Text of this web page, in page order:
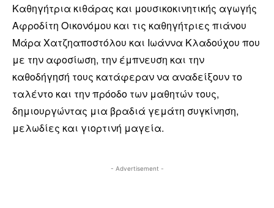
Καθηγήτρια κιθάρας και μουσικοκινητικής αγωγής
Αφροδίτη Οικονόμου και τις καθηγήτριες πιάνου
Μάρα Χατζηαποστόλου και Ιωάννα Κλαδούχου που
με την αφοσίωση, την έμπνευση και την
καθοδήγησή τους κατάφεραν να αναδείξουν το
ταλέντο και την πρόοδο των μαθητών τους,
δημιουργώντας μια βραδιά γεμάτη συγκίνηση,
μελωδίες και γιορτινή μαγεία.
- Advertisement -